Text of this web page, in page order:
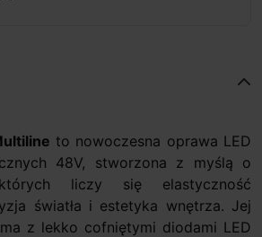
to nowoczesna oprawa LED
48V, stworzona z myślą o
liczy się elastyczność
światła i estetyka wnętrza. Jej
z lekko cofniętymi diodami LED